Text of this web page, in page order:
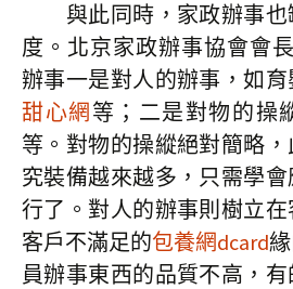
與此同時，家政辦事也
度。北京家政辦事協會會
辦事一是對人的辦事，如
甜心網等；二是對物的操
等。對物的操縱絕對簡略
究裝備越來越多，只需學
行了。對人的辦事則樹立在
客戶不滿足的包養網dcard
員辦事東西的品質不高，